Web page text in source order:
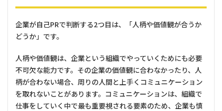
企業が自己PRで判断する2つ目は、「人柄や価値観が合うか
どうか」です。
人柄や価値観は、企業という組織でやっていくためにも必要
不可欠な能力です。その企業の価値観に合わなかったり、人
柄が合わない場合、周りの人間と上手くコミュニケーション
を取れないことがあります。コミュニケーションは、組織で
仕事をしていく中で最も重要視される要素のため、企業も慎